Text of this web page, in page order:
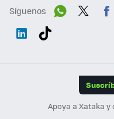
Síguenos
Apoya a Xataka